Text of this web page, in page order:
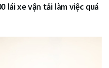
lái xe vận tải làm việc quá